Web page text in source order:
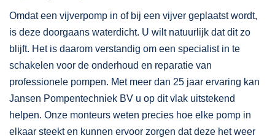
Omdat een vijverpomp in of bij een vijver geplaatst wordt,
is deze doorgaans waterdicht. U wilt natuurlijk dat dit zo
blijft. Het is daarom verstandig om een specialist in te
schakelen voor de onderhoud en reparatie van
professionele pompen. Met meer dan 25 jaar ervaring kan
Jansen Pompentechniek BV u op dit vlak uitstekend
helpen. Onze monteurs weten precies hoe elke pomp in
elkaar steekt en kunnen ervoor zorgen dat deze het weer